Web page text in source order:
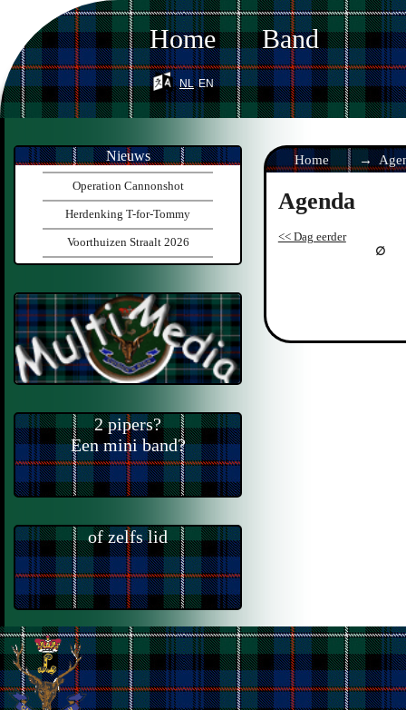
Home Band
nl en
Home
Agenda
<< Dag eerder
Nieuws
Operation Cannonshot
Herdenking T-for-Tommy
Voorthuizen Straalt 2026
2 pipers?
Een mini band?
of zelfs lid